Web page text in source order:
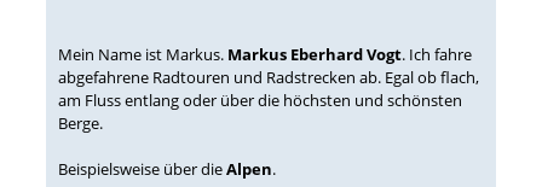
Mein Name ist Markus. Markus Eberhard Vogt. Ich fahre
abgefahrene Radtouren und Radstrecken ab. Egal ob flach,
am Fluss entlang oder über die höchsten und schönsten
Berge.
Beispielsweise über dieAlpen.